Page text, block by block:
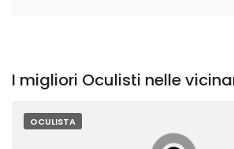
I migliori Oculisti nelle
OCULISTA